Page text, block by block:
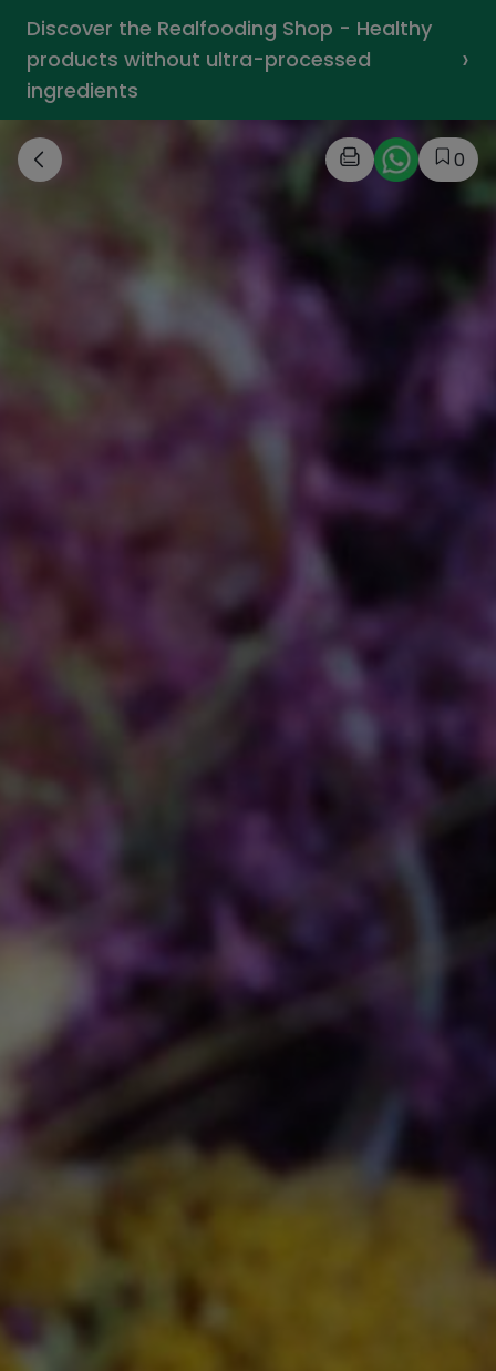
Discover the Realfooding Shop - Healthy
products without ultra-processed
ingredients
›
0